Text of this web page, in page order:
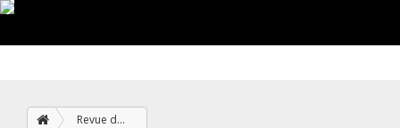
Revue de presse